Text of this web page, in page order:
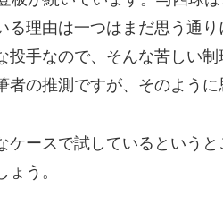
る理由は一つはまだ思う通
投手なので、そんな苦しい
の推測ですが、そのように
ースで試しているという
う。